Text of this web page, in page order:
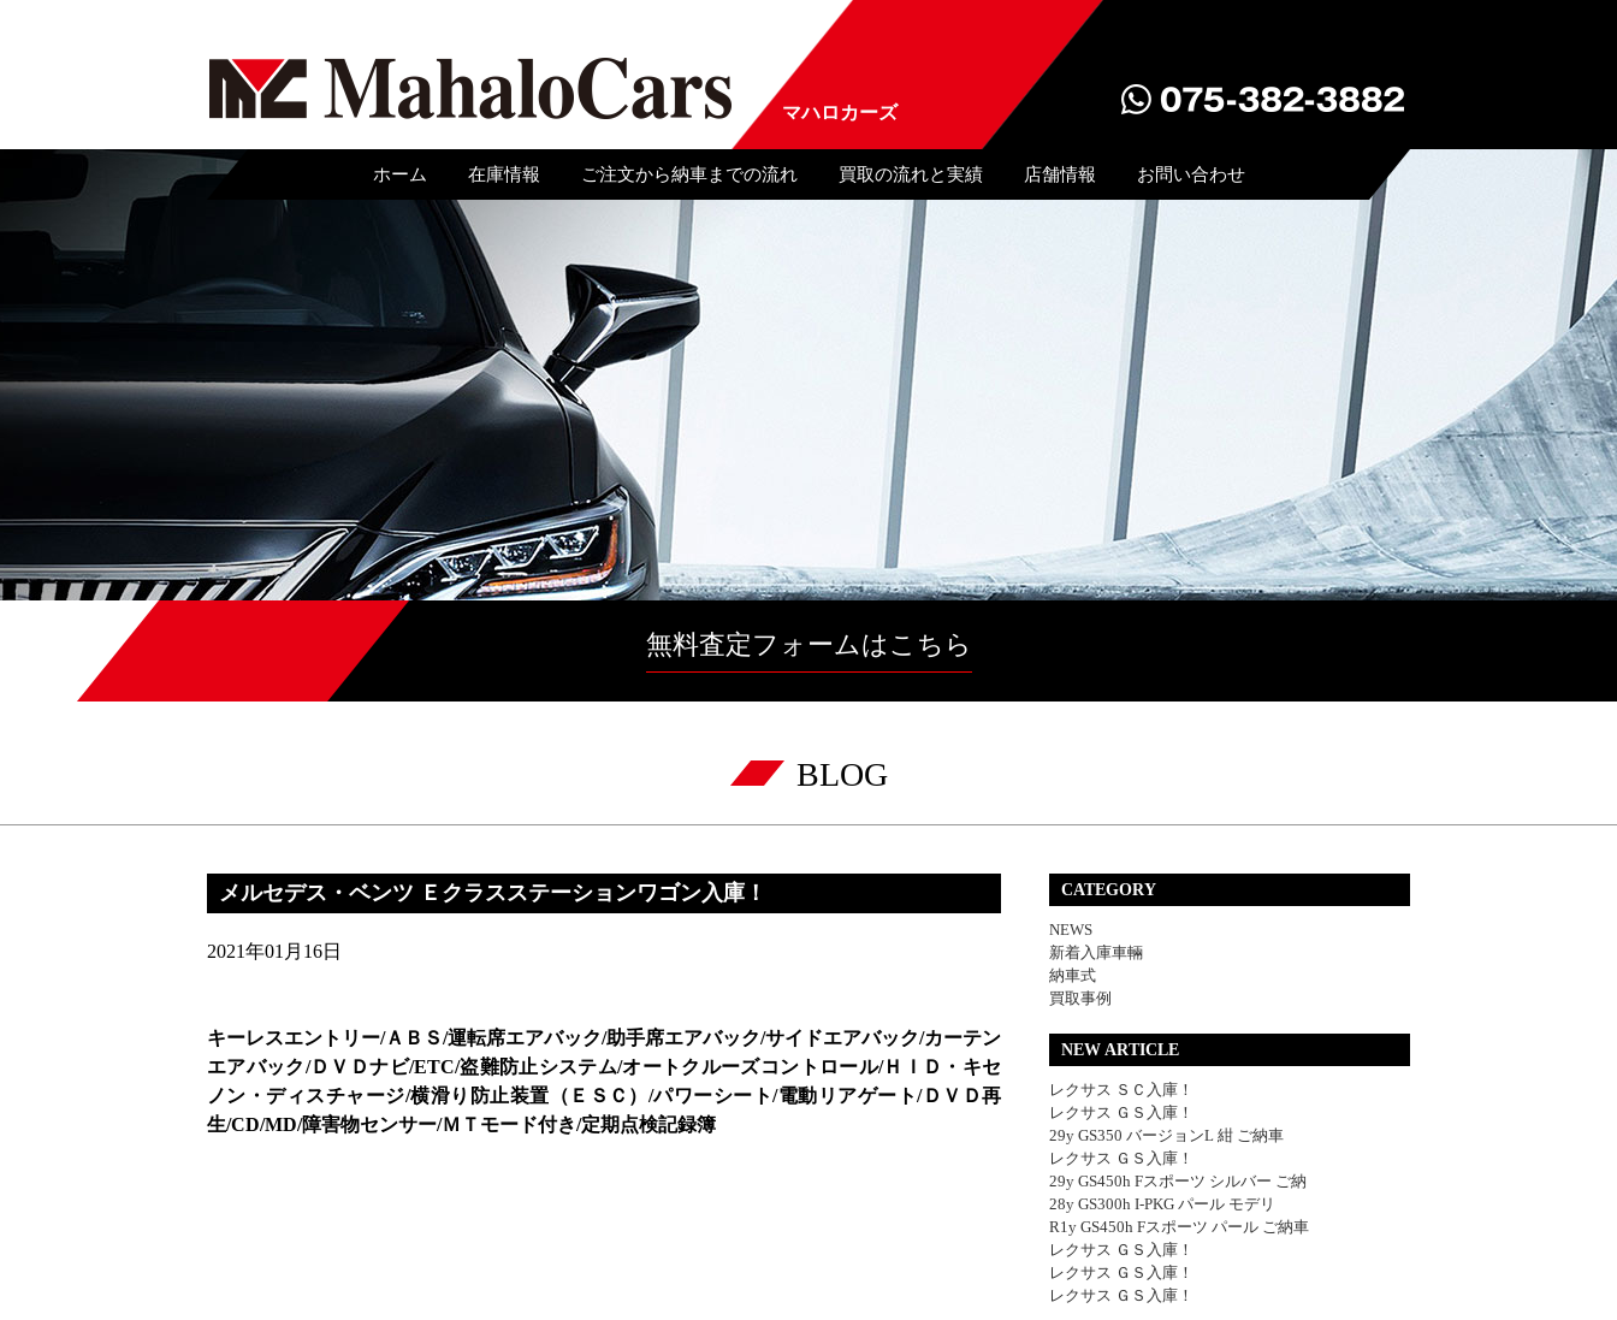
マハロカーズ
ホーム 在庫情報 ご注文から納車までの流れ 買取の流れと実績 店舗情報 お問い合わせ
無料査定フォームはこちら
BLOG
メルセデス・ベンツ Ｅクラスステーションワゴン入庫！
2021年01月16日
キーレスエントリー/ＡＢＳ/運転席エアバック/助手席エアバック/サイドエアバック/カーテン
エアバック/ＤＶＤナビ/ETC/盗難防止システム/オートクルーズコントロール/ＨＩＤ・キセ
ノン・ディスチャージ/横滑り防止装置（ＥＳＣ）/パワーシート/電動リアゲート/ＤＶＤ再
生/CD/MD/障害物センサー/ＭＴモード付き/定期点検記録簿
CATEGORY
NEWS
新着入庫車輛
納車式
買取事例
NEW ARTICLE
レクサス ＳＣ入庫！
レクサス ＧＳ入庫！
29y GS350 バージョンL 紺 ご納車
レクサス ＧＳ入庫！
29y GS450h Fスポーツ シルバー ご納
28y GS300h I-PKG パール モデリ
R1y GS450h Fスポーツ パール ご納車
レクサス ＧＳ入庫！
レクサス ＧＳ入庫！
レクサス ＧＳ入庫！